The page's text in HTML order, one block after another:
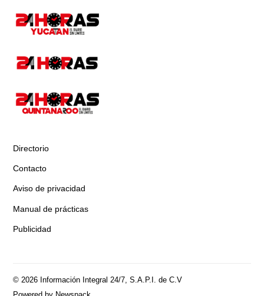
Directorio
Contacto
Aviso de privacidad
Manual de prácticas
Publicidad
© 2026 Información Integral 24/7, S.A.P.I. de C.V